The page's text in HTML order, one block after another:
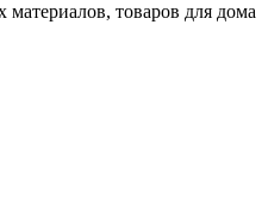
товаров для дома